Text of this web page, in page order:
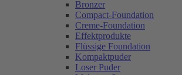
Bronzer
Compact-Foundation
Creme-Foundation
Effektprodukte
Flüssige Foundation
Kompaktpuder
Loser Puder